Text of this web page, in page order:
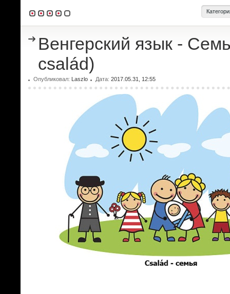
Венгерский язык -
család)
Опубликовал: Laszlo Дата: 2017.05.31, 12:55